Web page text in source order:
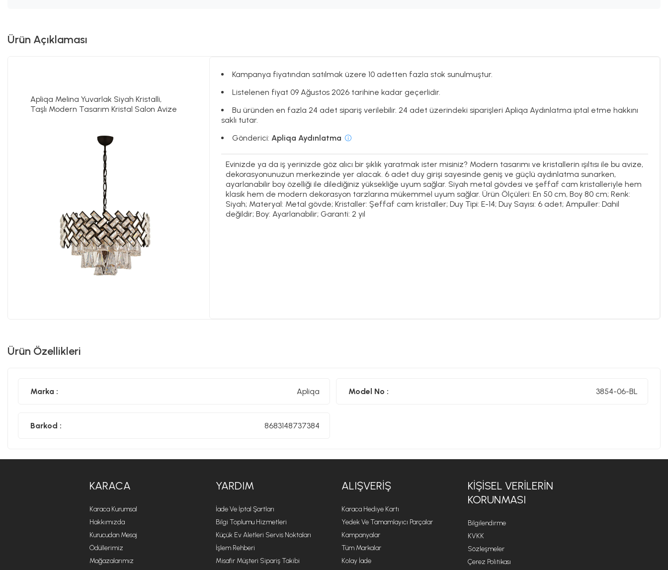
Ürün Açıklaması
Apliqa Melina Yuvarlak Siyah Kristalli,
Taşlı Modern Tasarım Kristal Salon Avize
Kampanya fiyatından satılmak üzere 10 adetten fazla stok sunulmuştur.
Listelenen fiyat 09 Ağustos 2026 tarihine kadar geçerlidir.
Bu üründen en fazla 24 adet sipariş verilebilir. 24 adet üzerindeki siparişleri Apliqa Aydınlatma iptal etme hakkını
saklı tutar.
Gönderici: Apliqa Aydınlatma
Evinizde ya da iş yerinizde göz alıcı bir şıklık yaratmak ister misiniz? Modern tasarımı ve kristallerin ışıltısı ile bu avize,
dekorasyonunuzun merkezinde yer alacak. 6 adet duy girişi sayesinde geniş ve güçlü aydınlatma sunarken,
ayarlanabilir boy özelliği ile dilediğiniz yüksekliğe uyum sağlar. Siyah metal gövdesi ve şeffaf cam kristalleriyle hem
klasik hem de modern dekorasyon tarzlarına mükemmel uyum sağlar. Ürün Ölçüleri: En 50 cm, Boy 80 cm; Renk:
Siyah; Materyal: Metal gövde; Kristaller: Şeffaf cam kristaller; Duy Tipi: E-14; Duy Sayısı: 6 adet; Ampuller: Dahil
değildir; Boy: Ayarlanabilir; Garanti: 2 yıl
Ürün Özellikleri
Marka : Apliqa Model No : 3854-06-BL
Barkod : 8683148737384
KARACA
Karaca Kurumsal
Hakkımızda
Kurucudan Mesaj
Ödüllerimiz
Mağazalarımız
YARDIM
İade Ve İptal Şartları
Bilgi Toplumu Hizmetleri
Küçük Ev Aletleri Servis Noktaları
İşlem Rehberi
Misafir Müşteri Sipariş Takibi
ALIŞVERIŞ
Karaca Hediye Kartı
Yedek Ve Tamamlayıcı Parçalar
Kampanyalar
Tüm Markalar
Kolay İade
KIŞISEL VERILERIN
KORUNMASI
Bilgilendirme
KVKK
Sözleşmeler
Çerez Politikası